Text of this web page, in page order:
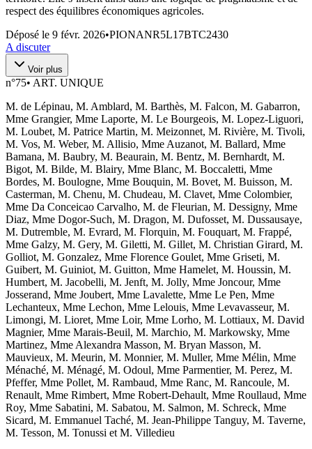
respect des équilibres économiques agricoles.
Déposé le 9 févr. 2026•PIONANR5L17BTC2430
A discuter
Voir plus
n°75• ART. UNIQUE
M. de Lépinau, M. Amblard, M. Barthès, M. Falcon, M. Gabarron,
Mme Grangier, Mme Laporte, M. Le Bourgeois, M. Lopez-Liguori,
M. Loubet, M. Patrice Martin, M. Meizonnet, M. Rivière, M. Tivoli,
M. Vos, M. Weber, M. Allisio, Mme Auzanot, M. Ballard, Mme
Bamana, M. Baubry, M. Beaurain, M. Bentz, M. Bernhardt, M.
Bigot, M. Bilde, M. Blairy, Mme Blanc, M. Boccaletti, Mme
Bordes, M. Boulogne, Mme Bouquin, M. Bovet, M. Buisson, M.
Casterman, M. Chenu, M. Chudeau, M. Clavet, Mme Colombier,
Mme Da Conceicao Carvalho, M. de Fleurian, M. Dessigny, Mme
Diaz, Mme Dogor-Such, M. Dragon, M. Dufosset, M. Dussausaye,
M. Dutremble, M. Evrard, M. Florquin, M. Fouquart, M. Frappé,
Mme Galzy, M. Gery, M. Giletti, M. Gillet, M. Christian Girard, M.
Golliot, M. Gonzalez, Mme Florence Goulet, Mme Griseti, M.
Guibert, M. Guiniot, M. Guitton, Mme Hamelet, M. Houssin, M.
Humbert, M. Jacobelli, M. Jenft, M. Jolly, Mme Joncour, Mme
Josserand, Mme Joubert, Mme Lavalette, Mme Le Pen, Mme
Lechanteux, Mme Lechon, Mme Lelouis, Mme Levavasseur, M.
Limongi, M. Lioret, Mme Loir, Mme Lorho, M. Lottiaux, M. David
Magnier, Mme Marais-Beuil, M. Marchio, M. Markowsky, Mme
Martinez, Mme Alexandra Masson, M. Bryan Masson, M.
Mauvieux, M. Meurin, M. Monnier, M. Muller, Mme Mélin, Mme
Ménaché, M. Ménagé, M. Odoul, Mme Parmentier, M. Perez, M.
Pfeffer, Mme Pollet, M. Rambaud, Mme Ranc, M. Rancoule, M.
Renault, Mme Rimbert, Mme Robert-Dehault, Mme Roullaud, Mme
Roy, Mme Sabatini, M. Sabatou, M. Salmon, M. Schreck, Mme
Sicard, M. Emmanuel Taché, M. Jean-Philippe Tanguy, M. Taverne,
M. Tesson, M. Tonussi et M. Villedieu